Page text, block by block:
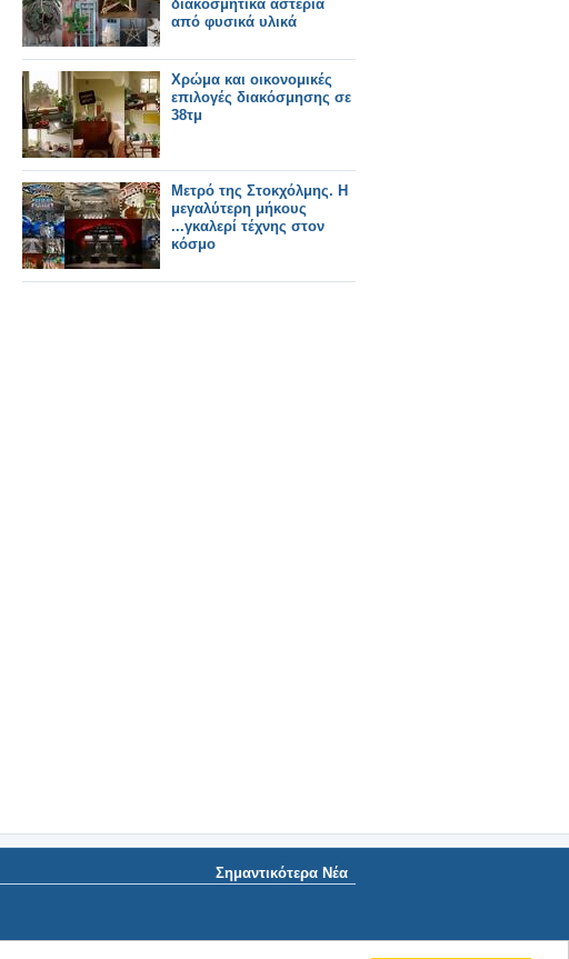
διακοσμητικά αστέρια
από φυσικά υλικά
Χρώμα και οικονομικές
επιλογές διακόσμησης σε
38τμ
Μετρό της Στοκχόλμης. Η
μεγαλύτερη μήκους
...γκαλερί τέχνης στον
κόσμο
Σημαντικότερα Νέα